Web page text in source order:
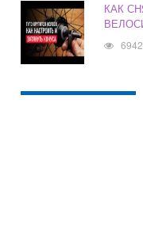
КАК
6942